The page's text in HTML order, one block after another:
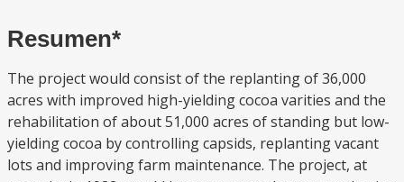
Resumen*
The project would consist of the replanting of 36,000
acres with improved high-yielding cocoa varities and the
rehabilitation of about 51,000 acres of standing but low-
yielding cocoa by controlling capsids, replanting vacant
lots and improving farm maintenance. The project, at